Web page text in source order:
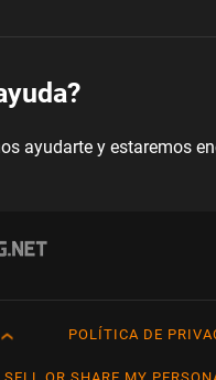
ayudarte y estaremos
POLÍTICA DE